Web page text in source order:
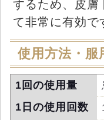
するため、皮膚
て非常に有効で
使用方法・服
1回の使用量
1日の使用回数